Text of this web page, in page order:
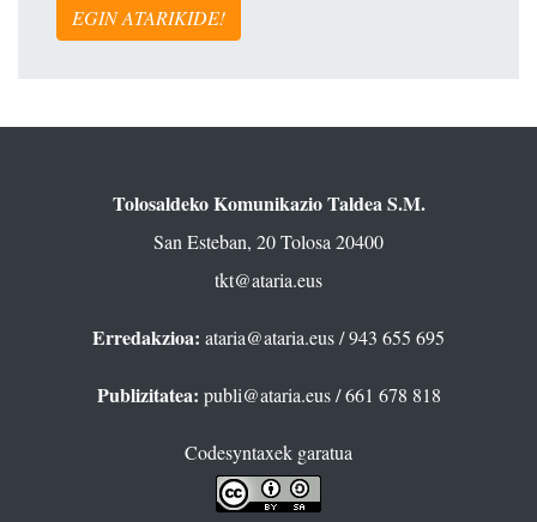
EGIN ATARIKIDE!
Tolosaldeko Komunikazio Taldea S.M.
San Esteban, 20 Tolosa 20400
tkt@ataria.eus
Erredakzioa: ataria@ataria.eus/ 943 655 695
Publizitatea: publi@ataria.eus/ 661 678 818
Codesyntaxek garatua